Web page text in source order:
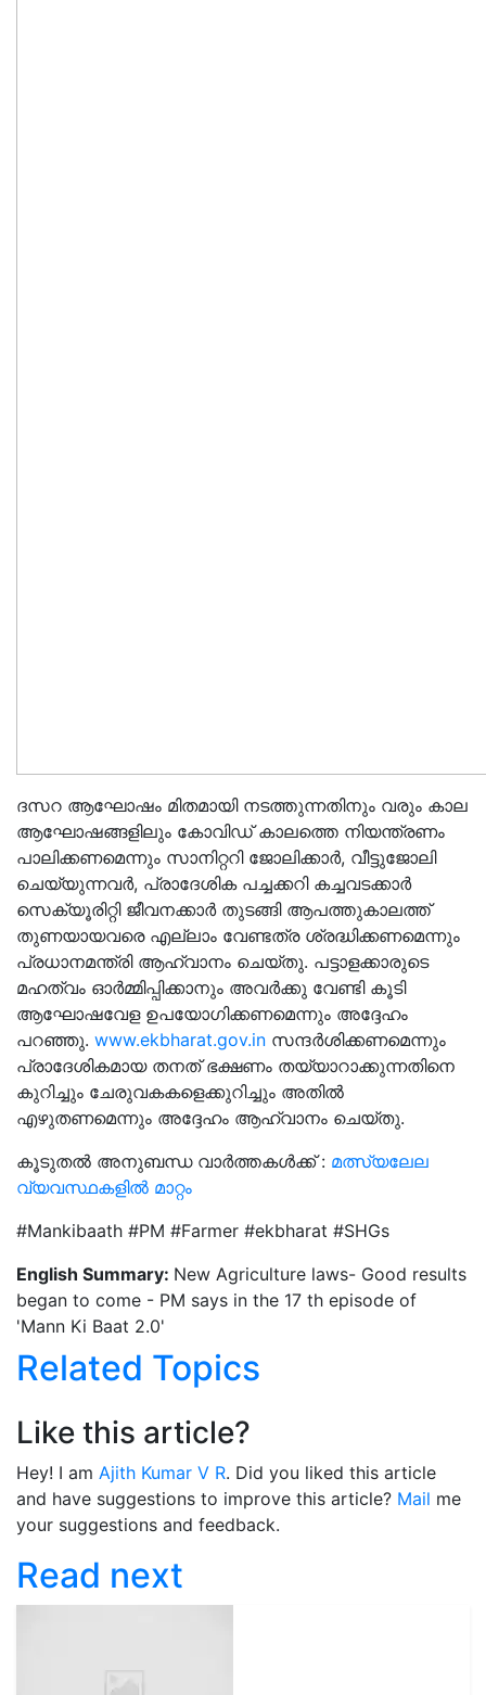
ദസറ ആഘോഷം മിതമായി നടത്തുന്നതിനും വരും കാല
ആഘോഷങ്ങളിലും കോവിഡ് കാലത്തെ നിയന്ത്രണം
പാലിക്കണമെന്നും സാനിറ്ററി ജോലിക്കാര്‍, വീട്ടുജോലി
ചെയ്യുന്നവര്‍, പ്രാദേശിക പച്ചക്കറി കച്ചവടക്കാര്‍
സെക്യൂരിറ്റി ജീവനക്കാര്‍ തുടങ്ങി ആപത്തുകാലത്ത്
തുണയായവരെ എല്ലാം വേണ്ടത്ര ശ്രദ്ധിക്കണമെന്നും
പ്രധാനമന്ത്രി ആഹ്വാനം ചെയ്തു. പട്ടാളക്കാരുടെ
മഹത്വം ഓര്‍മ്മിപ്പിക്കാനും അവര്‍ക്കു വേണ്ടി കൂടി
ആഘോഷവേള ഉപയോഗിക്കണമെന്നും അദ്ദേഹം
പറഞ്ഞു. www.ekbharat.gov.in സന്ദര്‍ശിക്കണമെന്നും
പ്രാദേശികമായ തനത് ഭക്ഷണം തയ്യാറാക്കുന്നതിനെ
കുറിച്ചും ചേരുവകകളെക്കുറിച്ചും അതില്‍
എഴുതണമെന്നും അദ്ദേഹം ആഹ്വാനം ചെയ്തു.
കൂടുതൽ അനുബന്ധ വാർത്തകൾക്ക്‌ : മത്സ്യലേല
വ്യവസ്ഥകളിൽ മാറ്റം
#Mankibaath #PM #Farmer #ekbharat #SHGs
English Summary: New Agriculture laws- Good results
began to come - PM says in the 17 th episode of
'Mann Ki Baat 2.0'
Related Topics
Like this article?
Hey! I am Ajith Kumar V R. Did you liked this article
and have suggestions to improve this article? Mail me
your suggestions and feedback.
Read next